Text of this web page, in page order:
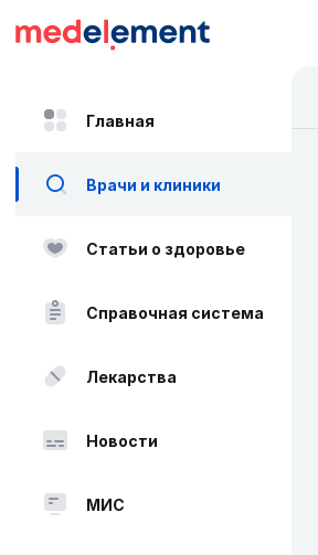
Главная
Врачи и клиники
Статьи о здоровье
Справочная система
Лекарства
Новости
МИС